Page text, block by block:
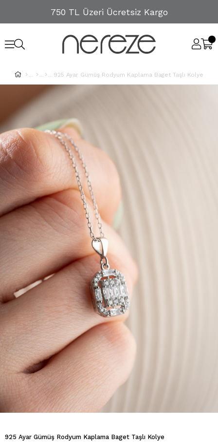
750 TL Üzeri Ücretsiz Kargo
925 Ayar Gümüş Rodyum Kaplama Baget Taşlı Kolye
925 Ayar Gümüş Rodyum Kaplama Baget Taşlı Kolye